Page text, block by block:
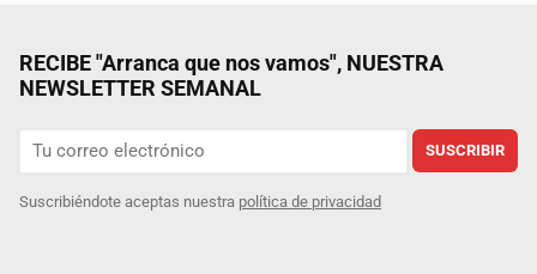
RECIBE "Arranca que nos vamos", NUESTRA
NEWSLETTER SEMANAL
SUSCRIBIR
Suscribiéndote aceptas nuestra política de privacidad